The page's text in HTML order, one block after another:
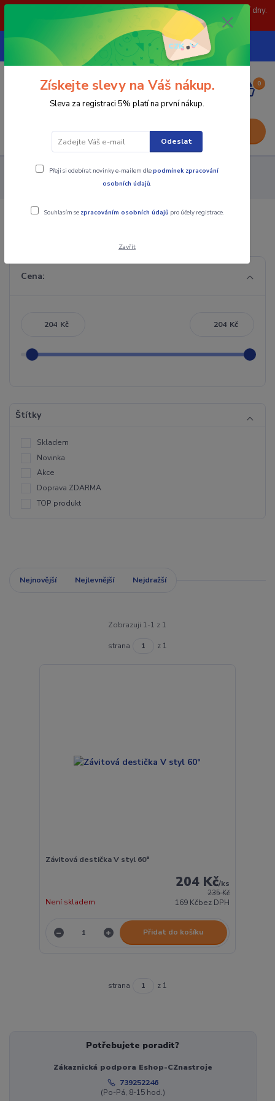
POZOR: 31.7 , 3.8 a 5.8- zavřeno. objednávky odešleme následující dny.
Děkujeme za pochopení.
CZK
739252246
(Po-Pá, 8-15 hod.)
0
0,00 Kč
Nástroje - Kovoobrábění
Vyměnitelné břitové destičky
Cena:
Kč Kč
Štítky
Skladem
Novinka
Akce
Doprava ZDARMA
TOP produkt
Nejnovější Nejlevnější Nejdražší
Zobrazuji 1-1 z 1
strana z 1
Závitová destička V styl 60°
235 Kč
204 Kč/ks
169 Kčbez DPH
Není skladem
Přidat do košíku
strana z 1
Potřebujete poradit?
Zákaznická podpora Eshop-CZnastroje
739252246
(Po-Pá, 8-15 hod.)
Získejte slevy na Váš nákup.
Sleva za registraci 5% platí na první nákup.
Odeslat
Přeji si odebírat novinky e-mailem dlepodmínek zpracování
osobních údajů.
Souhlasím se zpracováním osobních údajů pro účely registrace.
Zavřít